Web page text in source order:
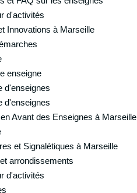
d'activités
Innovations à Marseille
enseigne
d'enseignes
d'enseignes
Avant des Enseignes à Marseille
et Signalétiques à Marseille
arrondissements
d'activités